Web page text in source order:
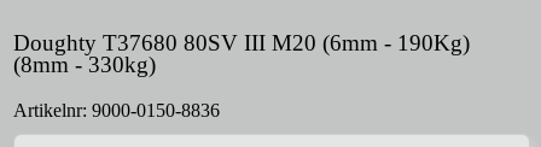
Doughty T37680 80SV III M20 (6mm - 190Kg)
(8mm - 330kg)
Artikelnr: 9000-0150-8836